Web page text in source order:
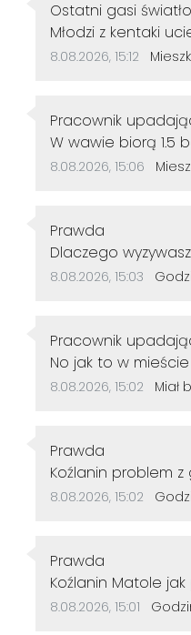
Autor komentarza:
Ostatni gasi światło
Treść komentarza:
Młodzi z kentaki
otwierają alejki nic
Data dodania
8.08.2026, 15:12 Mieszkańcy
Autor komentarza:
Pracownik
Treść komentarza:
W wawie biorą 1.5
u nas ile
Data dodania
8.08.2026, 15:06 Mieszkańcy
Autor komentarza:
Prawda
Treść komentarza:
Dlaczego
jesteś tępy. Życzę
Data dodania
8.08.2026, 15:03 Godzina „W”
Autor komentarza:
Pracownik
Treść komentarza:
No jak to w
Data dodania
8.08.2026, 15:02 Miał być
Autor komentarza:
Prawda
Treść komentarza:
Koźlanin problem z
Psychiatra pomoże.
Data dodania
8.08.2026, 15:02 Godzina „W”
Autor komentarza:
Prawda
Treść komentarza:
Koźlanin Matole jak
Bohaterom to
Data dodania
8.08.2026, 15:01 Godzina „W”